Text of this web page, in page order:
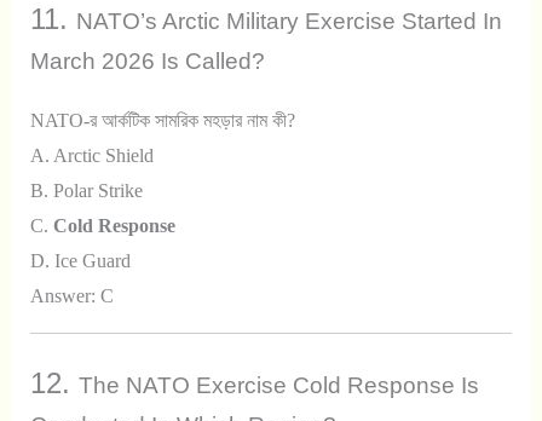
11. NATO’s Arctic Military Exercise Started In
March 2026 Is Called?
NATO-র আর্কটিক সামরিক মহড়ার নাম কী?
A. Arctic Shield
B. Polar Strike
C. Cold Response
D. Ice Guard
Answer: C
12. The NATO Exercise Cold Response Is